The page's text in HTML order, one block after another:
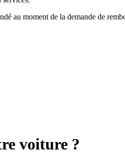
au moment de la demande de
voiture ?